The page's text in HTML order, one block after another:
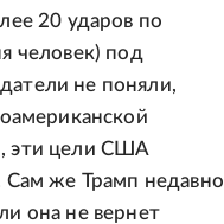
20 ударов по
человек) под
не поняли,
эти цели США
Сам же Трамп недавно
она не вернет